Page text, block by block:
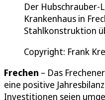
Der
Krankenhaus in
Stahlkonstruktion
Copyright: Frank
Frechen – Das
eine positive
Investitionen seien